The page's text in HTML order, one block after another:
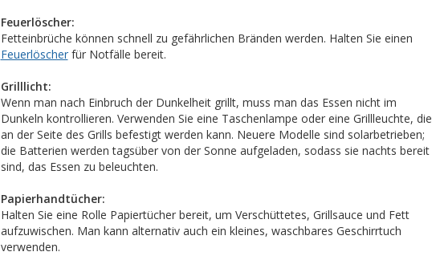
Feuerlöscher:
Fetteinbrüche können schnell zu gefährlichen Bränden werden. Halten Sie einen
Feuerlöscherfür Notfälle bereit.
Grilllicht:
Wenn man nach Einbruch der Dunkelheit grillt, muss man das Essen nicht im
Dunkeln kontrollieren. Verwenden Sie eine Taschenlampe oder eine Grillleuchte, die
an der Seite des Grills befestigt werden kann. Neuere Modelle sind solarbetrieben;
die Batterien werden tagsüber von der Sonne aufgeladen, sodass sie nachts bereit
sind, das Essen zu beleuchten.
Papierhandtücher:
Halten Sie eine Rolle Papiertücher bereit, um Verschüttetes, Grillsauce und Fett
aufzuwischen. Man kann alternativ auch ein kleines, waschbares Geschirrtuch
verwenden.